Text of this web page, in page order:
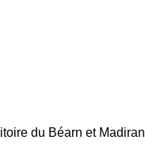
du Béarn et Madiran